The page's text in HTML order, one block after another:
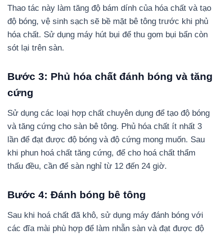
Thao tác này làm tăng độ bám dính của hóa chất và tạo
độ bóng, vệ sinh sạch sẽ bề mặt bê tông trước khi phủ
hóa chất. Sử dụng máy hút bụi để thu gom bụi bẩn còn
sót lại trên sàn.
Bước 3: Phủ hóa chất đánh bóng và tăng
cứng
Sử dụng các loại hợp chất chuyên dụng để tạo độ bóng
và tăng cứng cho sàn bê tông. Phủ hóa chất ít nhất 3
lần để đạt được độ bóng và độ cứng mong muốn. Sau
khi phun hoá chất tăng cứng, để cho hoá chất thẩm
thấu đều, cần để sàn nghỉ từ 12 đến 24 giờ.
Bước 4: Đánh bóng bê tông
Sau khi hoá chất đã khô, sử dụng máy đánh bóng với
các đĩa mài phù hợp để làm nhẵn sàn và đạt được độ